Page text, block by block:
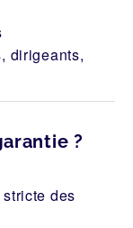
dirigeants,
?
des